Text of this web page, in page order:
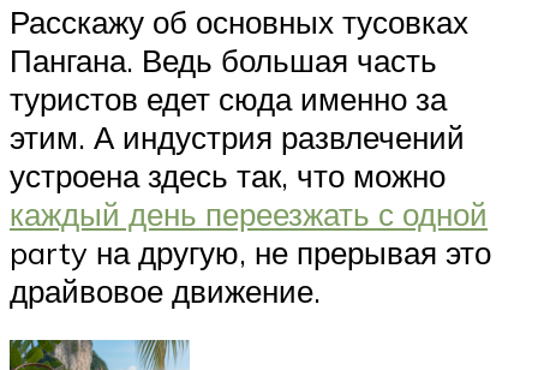
Расскажу об основных тусовках
Пангана. Ведь большая часть
туристов едет сюда именно за
этим. А индустрия развлечений
устроена здесь так, что можно
каждый день переезжать с одной
party на другую, не прерывая это
драйвовое движение.